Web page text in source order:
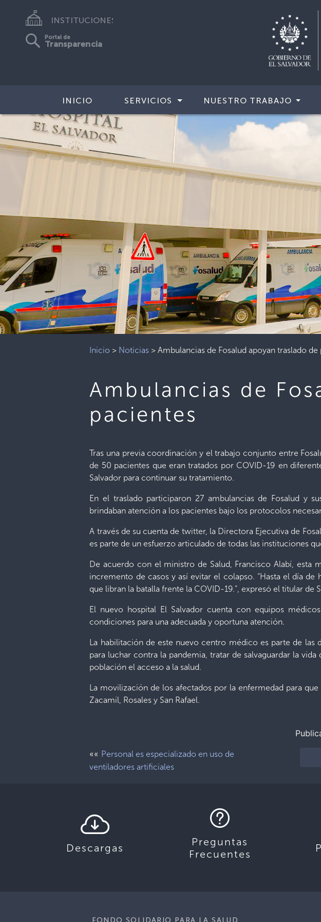
INSTITUCIONES
Portal de
Transparencia
INICIO SERVICIOS NUESTRO TRABAJO
Inicio > Noticias >Ambulancias de Fosalud apoyan traslado de
Ambulancias de
pacientes
Tras una previa coordinación y el trabajo conjunto entre
de 50 pacientes que eran tratados por COVID-19 en
Salvador para continuar su tratamiento.
En el traslado participaron 27 ambulancias de Fosalud y
brindaban atención a los pacientes bajo los protocolos
A través de su cuenta de twitter, la Directora Ejecutiva de
es parte de un esfuerzo articulado de todas las instituciones
De acuerdo con el ministro de Salud, Francisco Alabí, esta
incremento de casos y así evitar el colapso. “Hasta el día
que libran la batalla frente la COVID-19.”, expresó el titular de
El nuevo hospital El Salvador cuenta con equipos
condiciones para una adecuada y oportuna atención.
La habilitación de este nuevo centro médico es parte de las
para luchar contra la pandemia, tratar de salvaguardar la
población el acceso a la salud.
La movilización de los afectados por la enfermedad para
Zacamil, Rosales y San Rafael.
«« Personal es especializado en uso de
ventiladores artificiales
Descargas
Preguntas
Frecuentes
FONDO SOLIDARIO PARA LA SALUD